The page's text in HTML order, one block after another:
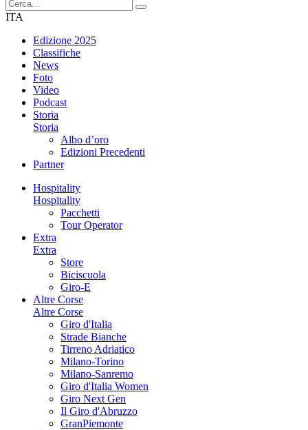
ITA
Edizione 2025
Classifiche
News
Foto
Video
Podcast
Storia
Storia
Albo d’oro
Edizioni Precedenti
Partner
Hospitality
Hospitality
Pacchetti
Tour Operator
Extra
Extra
Store
Biciscuola
Giro-E
Altre Corse
Altre Corse
Giro d'Italia
Strade Bianche
Tirreno Adriatico
Milano-Torino
Milano-Sanremo
Giro d'Italia Women
Giro Next Gen
Il Giro d'Abruzzo
GranPiemonte